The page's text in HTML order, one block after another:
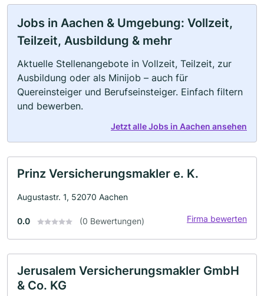
Jobs in Aachen & Umgebung: Vollzeit,
Teilzeit, Ausbildung & mehr
Aktuelle Stellenangebote in Vollzeit, Teilzeit, zur
Ausbildung oder als Minijob – auch für
Quereinsteiger und Berufseinsteiger. Einfach filtern
und bewerben.
Jetzt alle Jobs in Aachen ansehen
Prinz Versicherungsmakler e. K.
Augustastr. 1, 52070 Aachen
0.0 (0 Bewertungen) Firma bewerten
Jerusalem Versicherungsmakler GmbH
& Co. KG